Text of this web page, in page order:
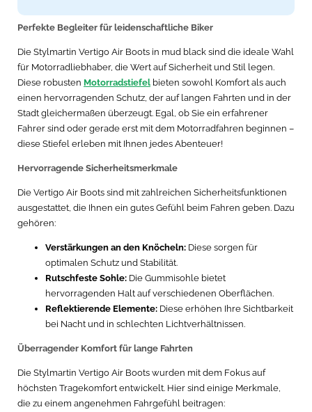
Perfekte Begleiter für leidenschaftliche Biker
Die Stylmartin Vertigo Air Boots in mud black sind die ideale Wahl
für Motorradliebhaber, die Wert auf Sicherheit und Stil legen.
Diese robusten Motorradstiefel bieten sowohl Komfort als auch
einen hervorragenden Schutz, der auf langen Fahrten und in der
Stadt gleichermaßen überzeugt. Egal, ob Sie ein erfahrener
Fahrer sind oder gerade erst mit dem Motorradfahren beginnen –
diese Stiefel erleben mit Ihnen jedes Abenteuer!
Hervorragende Sicherheitsmerkmale
Die Vertigo Air Boots sind mit zahlreichen Sicherheitsfunktionen
ausgestattet, die Ihnen ein gutes Gefühl beim Fahren geben. Dazu
gehören:
Verstärkungen an den Knöcheln: Diese sorgen für
optimalen Schutz und Stabilität.
Rutschfeste Sohle: Die Gummisohle bietet
hervorragenden Halt auf verschiedenen Oberflächen.
Reflektierende Elemente: Diese erhöhen Ihre Sichtbarkeit
bei Nacht und in schlechten Lichtverhältnissen.
Überragender Komfort für lange Fahrten
Die Stylmartin Vertigo Air Boots wurden mit dem Fokus auf
höchsten Tragekomfort entwickelt. Hier sind einige Merkmale,
die zu einem angenehmen Fahrgefühl beitragen: